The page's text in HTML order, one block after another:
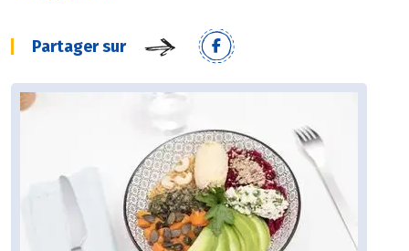
Partager sur